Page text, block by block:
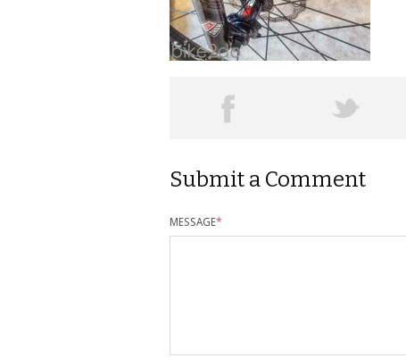
Submit a Comment
MESSAGE*